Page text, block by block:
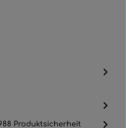
Produktsicherheit